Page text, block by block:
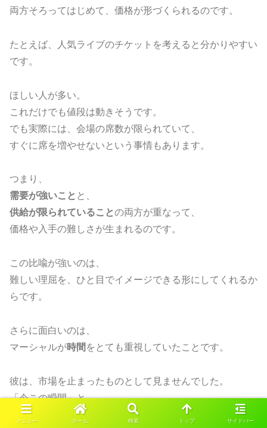
両方そろってはじめて、価格が形づくられるのです。
たとえば、人気ライブのチケットを考えると分かりやすい
です。
ほしい人が多い。
これだけでも値段は動きそうです。
でも実際には、会場の席数が限られていて、
すぐに席を増やせないという事情もあります。
つまり、
需要が強いこと と、
供給が限られていることの両方が重なって、
価格や入手の難しさが生まれるのです。
この比喩が強いのは、
難しい理屈を、ひと目でイメージできる形にしてくれるか
らです。
さらに面白いのは、
マーシャルが時間をとても重視していたことです。
彼は、市場を止まったものとして見ませんでした。
「今この瞬間」と、
「少したってから」と、
メニュー ホーム 検索 トップ サイドバー